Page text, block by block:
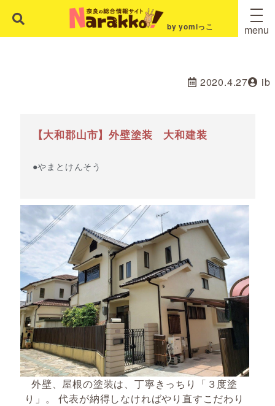
by yomiっこ menu
2020.4.27 ib
【大和郡山市】外壁塗装 大和建装
●やまとけんそう
外壁、屋根の塗装は、丁寧きっちり「３度塗
り」。 代表が納得しなければやり直すこだわり